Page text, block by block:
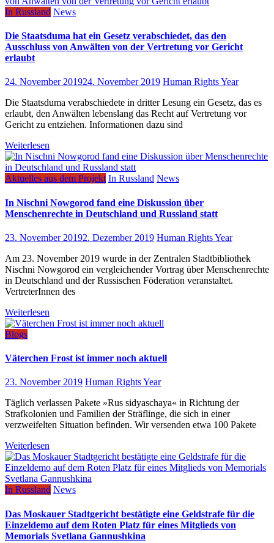
In Russland News
Die Staatsduma hat ein Gesetz verabschiedet, das den
Ausschluss von Anwälten von der Vertretung vor Gericht
erlaubt
24. November 201924. November 2019 Human Rights Year
Die Staatsduma verabschiedete in dritter Lesung ein Gesetz, das es
erlaubt, den Anwälten lebenslang das Recht auf Vertretung vor
Gericht zu entziehen. Informationen dazu sind
Weiterlesen
Aktuelles aus dem Projekt In Russland News
In Nischni Nowgorod fand eine Diskussion über
Menschenrechte in Deutschland und Russland statt
23. November 20192. Dezember 2019 Human Rights Year
Am 23. November 2019 wurde in der Zentralen Stadtbibliothek
Nischni Nowgorod ein vergleichender Vortrag über Menschenrechte
in Deutschland und der Russischen Föderation veranstaltet.
VertreterInnen des
Weiterlesen
Blogs
Väterchen Frost ist immer noch aktuell
23. November 2019 Human Rights Year
Täglich verlassen Pakete »Rus sidyaschaya« in Richtung der
Strafkolonien und Familien der Sträflinge, die sich in einer
verzweifelten Situation befinden. Wir versenden etwa 100 Pakete
Weiterlesen
In Russland News
Das Moskauer Stadtgericht bestätigte eine Geldstrafe für die
Einzeldemo auf dem Roten Platz für eines Mitglieds von
Memorials Svetlana Gannushkina